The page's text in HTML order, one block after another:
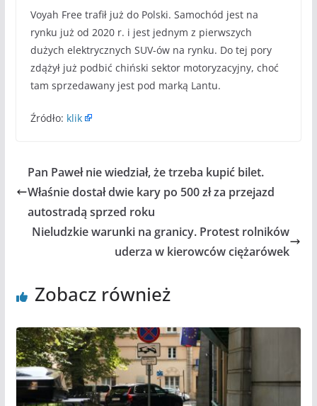
Voyah Free trafił już do Polski. Samochód jest na
rynku już od 2020 r. i jest jednym z pierwszych
dużych elektrycznych SUV-ów na rynku. Do tej pory
zdążył już podbić chiński sektor motoryzacyjny, choć
tam sprzedawany jest pod marką Lantu.
Źródło: klik
Pan Paweł nie wiedział, że trzeba kupić bilet.
Właśnie dostał dwie kary po 500 zł za przejazd
autostradą sprzed roku
Nieludzkie warunki na granicy. Protest rolników
uderza w kierowców ciężarówek
Zobacz również